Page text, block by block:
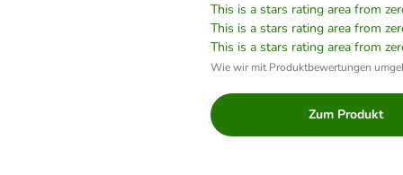
This is a stars rating area from
This is a stars rating area from
This is a stars rating area from
Wie wir mit Produktbewertungen
Zum Produkt